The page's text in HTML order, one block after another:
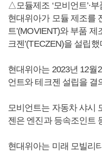
△모듈제조 ‘모비언트’·부
현대위아가 모듈 제조를
트’(MOVIENT)와 부품 제
크젠’(TECZEN)을 설립했
현대위아는 2023년 12월
언트와 테크젠 설립을 결
모비언트는 자동차 샤시
젠은 엔진과 등속조인트
현대위아는 미래 모빌리